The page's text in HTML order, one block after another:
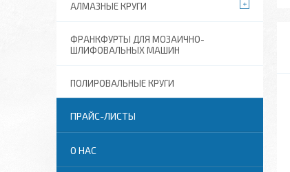
АЛМАЗНЫЕ КРУГИ
ФРАНКФУРТЫ ДЛЯ МОЗАИЧНО-
ШЛИФОВАЛЬНЫХ МАШИН
ПОЛИРОВАЛЬНЫЕ КРУГИ
ПРАЙС-ЛИСТЫ
О НАС